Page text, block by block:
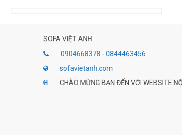
SOFA VIỆT ANH
0904668378 - 0844463456
sofavietanh.com
CHÀO MỪNG BẠN ĐẾN VỚI WEBSITE